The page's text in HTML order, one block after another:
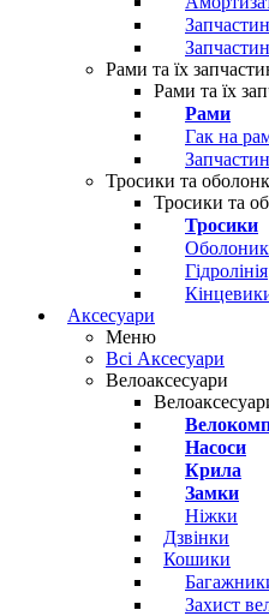
Рами та їх
Рами та їх
Рами
Гак на
Тросики та
Тросики та
Тросики
Гідролінія
Аксесуари
Меню
Всі Аксесуари
Велоаксесуари
Насоси
Крила
Замки
Ніжки
Дзвінки
Кошики
Захист